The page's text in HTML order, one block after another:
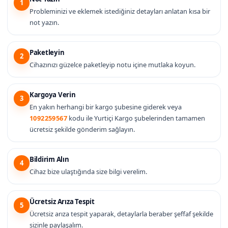
1
Probleminizi ve eklemek istediğiniz detayları anlatan kısa bir
not yazın.
2
Paketleyin
Cihazınızı güzelce paketleyip notu içine mutlaka koyun.
3
Kargoya Verin
En yakın herhangi bir kargo şubesine giderek veya
1092259567 kodu ile Yurtiçi Kargo şubelerinden tamamen
ücretsiz şekilde gönderim sağlayın.
4
Bildirim Alın
Cihaz bize ulaştığında size bilgi verelim.
5
Ücretsiz Arıza Tespit
Ücretsiz arıza tespit yaparak, detaylarla beraber şeffaf şekilde
sizinle paylaşalım.